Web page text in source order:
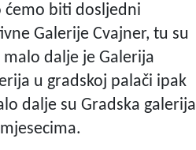
ćemo biti dosljedni
Galerije Cvajner, tu su
dalje je Galerija
u gradskoj palači ipak
dalje su Gradska galerija